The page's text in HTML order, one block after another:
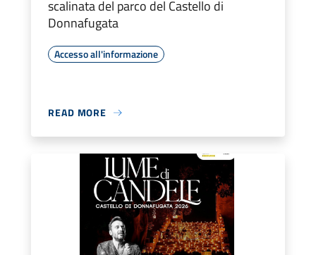
scalinata del parco del Castello di
Donnafugata
Accesso all'informazione
READ MORE